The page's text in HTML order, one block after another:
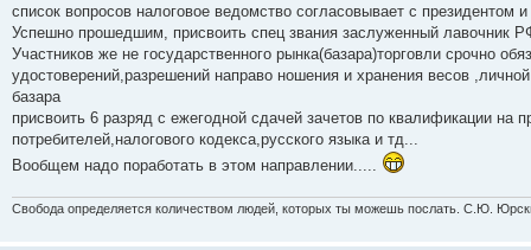
список вопросов налоговое ведомство согласовывает с президентом
Успешно прошедшим, присвоить спец звания заслуженный лавочник
Участников же не государственного рынка(базара)торговли срочно
удостоверений,разрешений направо ношения и хранения весов
базара
присвоить 6 разряд с ежегодной сдачей зачетов по квалификации на
потребителей,налогового кодекса,русского языка и тд...
Вообщем надо поработать в этом направлении.....
Свобода определяется количеством людей, которых ты можешь послать. С.Ю.